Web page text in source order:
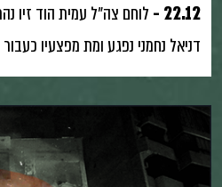
22.12 - לוחם צה״ל עמית הוד זיו
דניאל נחמני נפגע ומת מפצעיו